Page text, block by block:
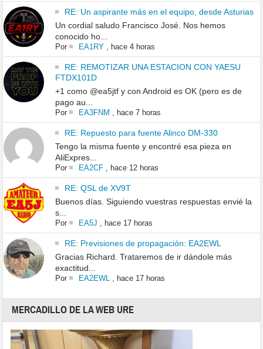
RE: Un aspirante más en el equipo, desde Asturias
Un cordial saludo Francisco José. Nos hemos
conocido ho...
Por EA1RY, hace 4 horas
RE: REMOTIZAR UNA ESTACION CON YAESU
FTDX101D
+1 como @ea5jtf y con Android es OK (pero es de
pago au...
Por EA3FNM , hace 7 horas
RE: Repuesto para fuente Alinco DM-330
Tengo la misma fuente y encontré esa pieza en
AliExpres...
Por EA2CF, hace 12 horas
RE: QSL de XV9T
Buenos días. Siguiendo vuestras respuestas envié la
s...
Por EA5J , hace 17 horas
RE: Previsiones de propagación: EA2EWL
Gracias Richard. Trataremos de ir dándole más
exactitud...
Por EA2EWL, hace 17 horas
MERCADILLO DE LA WEB URE